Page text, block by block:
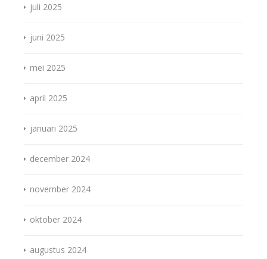
juli 2025
juni 2025
mei 2025
april 2025
januari 2025
december 2024
november 2024
oktober 2024
augustus 2024